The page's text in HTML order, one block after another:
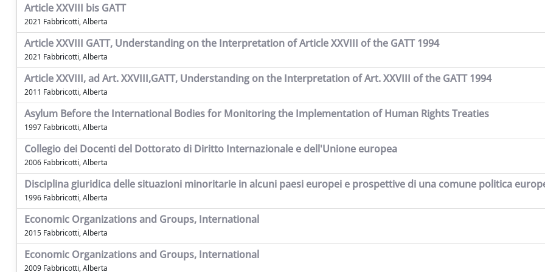
Article XXVIII bis GATT
2021 Fabbricotti, Alberta
Article XXVIII GATT, Understanding on the Interpretation of Article XXVIII of the GATT 1994
2021 Fabbricotti, Alberta
Article XXVIII, ad Art. XXVIII,GATT, Understanding on the Interpretation of Art. XXVIII of the GATT 1994
2011 Fabbricotti, Alberta
Asylum Before the International Bodies for Monitoring the Implementation of Human Rights Treaties
1997 Fabbricotti, Alberta
Collegio dei Docenti del Dottorato di Diritto Internazionale e dell'Unione europea
2006 Fabbricotti, Alberta
Disciplina giuridica delle situazioni minoritarie in alcuni paesi europei e prospettive di una comune politica
1996 Fabbricotti, Alberta
Economic Organizations and Groups, International
2015 Fabbricotti, Alberta
Economic Organizations and Groups, International
2009 Fabbricotti, Alberta